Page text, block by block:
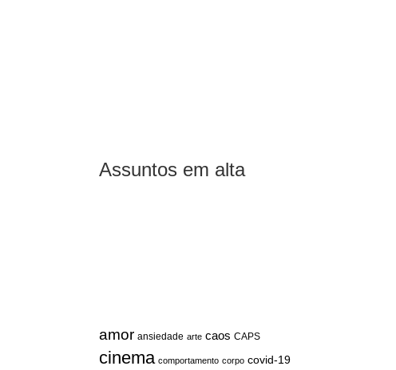
Assuntos em alta
amor ansiedade arte caos CAPS
cinema comportamento corpo covid-19